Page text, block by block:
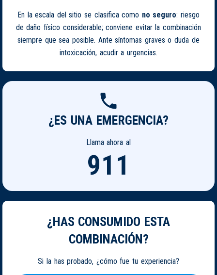
En la escala del sitio se clasifica como no seguro: riesgo
de daño físico considerable; conviene evitar la combinación
siempre que sea posible. Ante síntomas graves o duda de
intoxicación, acudir a urgencias.
¿ES UNA EMERGENCIA?
Llama ahora al
911
¿HAS CONSUMIDO ESTA
COMBINACIÓN?
Si la has probado, ¿cómo fue tu experiencia?